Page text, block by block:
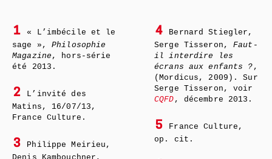
1
« L’imbécile et le
sage »,Philosophie
Magazine , hors-série
été 2013.
2
L’invité des
Matins, 16/07/13,
France Culture.
3
Philippe Meirieu,
4
Bernard Stiegler,
Serge Tisseron,Faut-
il interdire les
écrans aux enfants ? ,
(Mordicus, 2009). Sur
Serge Tisseron, voir
CQFD , décembre 2013.
5
France Culture,
op. cit.